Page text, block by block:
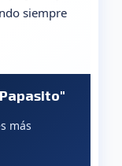
siempre
más